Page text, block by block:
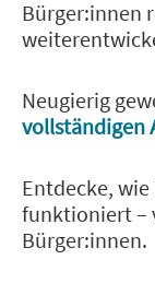
Bürger:innen
Neugierig
vollständigen
Entdecke,
funktioniert –
Bürger:innen.